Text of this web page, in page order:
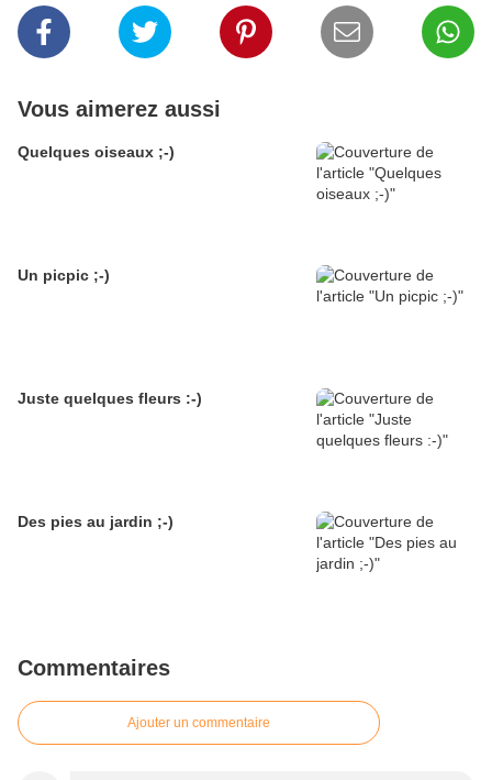
Vous aimerez aussi
Quelques oiseaux ;-)
Un picpic ;-)
Juste quelques fleurs :-)
Des pies au jardin ;-)
Commentaires
Ajouter un commentaire